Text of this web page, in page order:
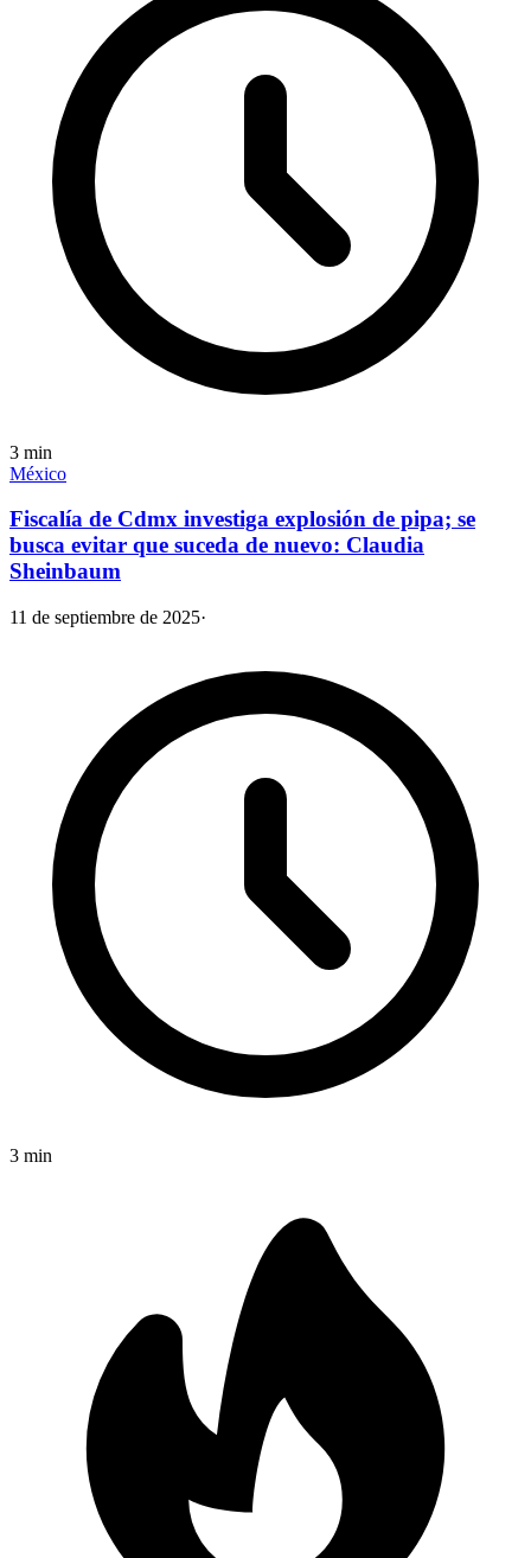
3 min
México
Fiscalía de Cdmx investiga explosión de pipa; se
busca evitar que suceda de nuevo: Claudia
Sheinbaum
11 de septiembre de 2025·
3 min